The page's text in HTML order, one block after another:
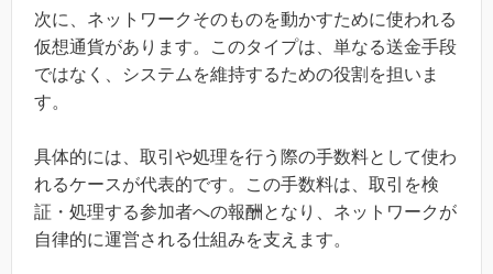
次に、ネットワークそのものを動かすために使われる
仮想通貨があります。このタイプは、単なる送金手段
ではなく、システムを維持するための役割を担いま
す。
具体的には、取引や処理を行う際の手数料として使わ
れるケースが代表的です。この手数料は、取引を検
証・処理する参加者への報酬となり、ネットワークが
自律的に運営される仕組みを支えます。